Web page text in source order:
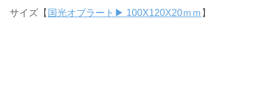
サイズ【 国光オブラート▶ 100X120X20ｍｍ 】